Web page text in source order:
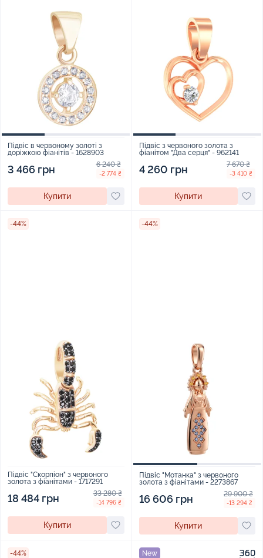
Підвіс в червоному золоті з
доріжкою фіанітів - 1628903
3 466 грн 6 240 ₴
-2 774 ₴
Купити
Підвіс з червоного золота з
фіанітом "Два серця" - 962141
4 260 грн 7 670 ₴
-3 410 ₴
Купити
-44%
Підвіс "Скорпіон" з червоного
золота з фіанітами - 1717291
18 484 грн 33 280 ₴
-14 796 ₴
Купити
-44%
Підвіс "Мотанка" з червоного
золота з фіанітами - 2273867
16 606 грн 29 900 ₴
-13 294 ₴
Купити
-44%
New